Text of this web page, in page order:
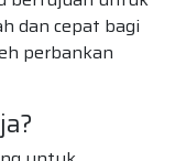
dan cepat bagi
perbankan